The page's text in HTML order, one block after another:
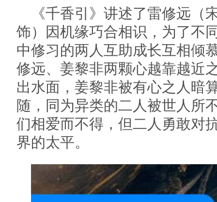
《千香引》讲述了雷修远（
饰）因机缘巧合相识，为了不
中修习的两人互助成长互相倾
修远、姜黎非两颗心越靠越近
出水面，姜黎非被有心之人暗
随，同为异类的二人被世人所
们相爱而不得，但二人勇敢对
界的太平。